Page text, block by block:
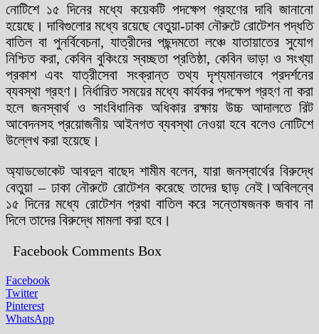
নোটিশে ১৫ দিনের মধ্যে কয়েকটি পদক্ষেপ গ্রহণের দাবি জানানো
হয়েছে। দাবিগুলোর মধ্যে রয়েছে বেতুয়া-ঢাকা নৌরুটে রোটেশন পদ্ধতি
বাতিল বা পুনর্বিবেচনা, যাত্রীদের পছন্দমতো লঞ্চে যাতায়াতের সুযোগ
নিশ্চিত করা, কেবিন বুকিংয়ে স্বচ্ছতা প্রতিষ্ঠা, কেবিন ভাড়া ও সংখ্যা
প্রকাশ এবং যাত্রীসেবা সংক্রান্ত তথ্য দৃশ্যমানভাবে প্রদর্শনের
ব্যবস্থা গ্রহণ। নির্ধারিত সময়ের মধ্যে কার্যকর পদক্ষেপ গ্রহণ না করা
হলে জনস্বার্থ ও সাংবিধানিক অধিকার রক্ষায় উচ্চ আদালতে রিট
আবেদনসহ প্রয়োজনীয় আইনগত ব্যবস্থা নেওয়া হবে বলেও নোটিশে
উল্লেখ করা হয়েছে।
অ্যাডভোকেট আবদুল বাছেদ শামীম বলেন, যারা জনস্বার্থের বিরুদ্ধে
বেতুয়া – ঢাকা নৌরুটে রোটেশন করেছে তাদের ছাড় নেই।অবিলন্বে
১৫ দিনের মধ্যে রোটেশন প্রথা বাতিল করে সন্তোষজনক জবাব না
দিলে তাদের বিরুদ্ধে মামলা করা হবে।
Facebook Comments Box
Facebook
Twitter
Pinterest
WhatsApp